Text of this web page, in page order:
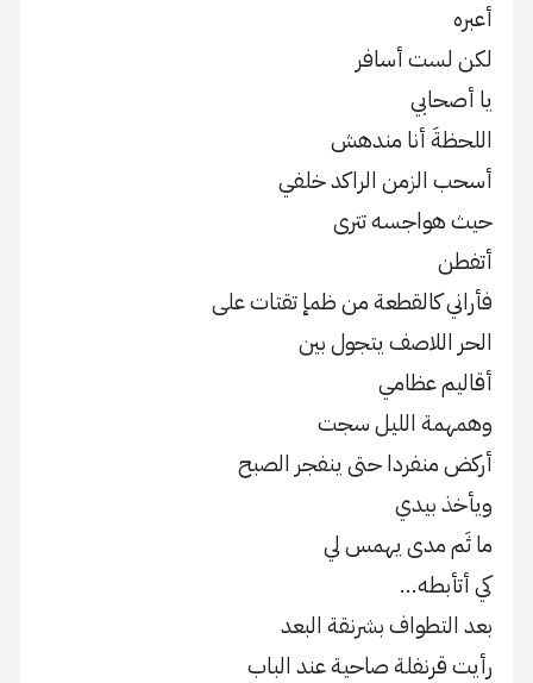
أعبره
لكن لست أسافر
يا أصحابي
اللحظةَ أنا مندهش
أسحب الزمن الراكد خلفي
حيث هواجسه تترى
أتفطن
فأراني كالقطعة من ظمإ تقتات على
الحر اللاصف يتجول بين
أقاليم عظامي
وهمهمة الليل سجت
أركض منفردا حتى ينفجر الصبح
ويأخذ بيدي
ما ثَم مدى يهمس لي
كي أتأبطه…
بعد التطواف بشرنقة البعد
رأيت قرنفلة صاحية عند الباب